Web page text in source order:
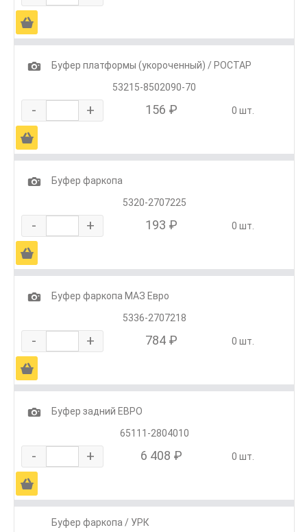
Ä
1
Буфер платформы (укороченный) / РОСТАР
53215-8502090-70
- + 156 ₽ 0 шт.
Ä
1
Буфер фаркопа
5320-2707225
- + 193 ₽ 0 шт.
Ä
1
Буфер фаркопа МАЗ Евро
5336-2707218
- + 784 ₽ 0 шт.
Ä
1
Буфер задний ЕВРО
65111-2804010
- + 6 408 ₽ 0 шт.
Ä
Буфер фаркопа / УРК